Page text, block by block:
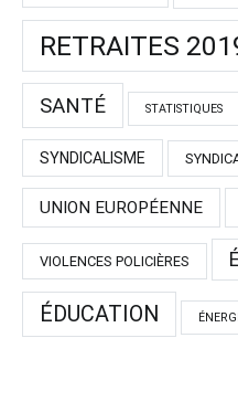
RETRAITES
SANTÉ STATISTIQUES
SYNDICALISME
UNION EUROPÉENNE
VIOLENCES POLICIÈRES
ÉDUCATION